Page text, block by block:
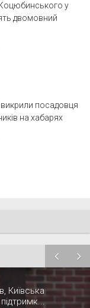
у
двомовний
викрили посадовця
на хабарях
Київська